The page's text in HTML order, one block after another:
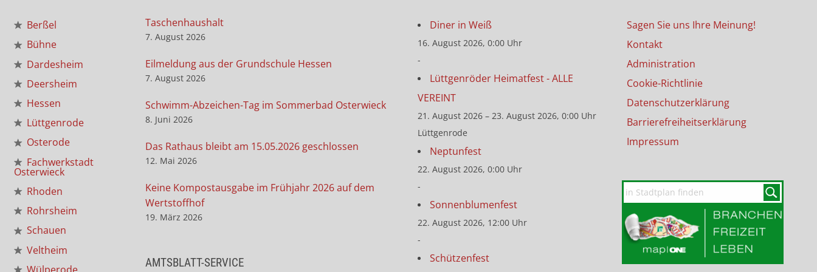
Berßel
Bühne
Dardesheim
Deersheim
Hessen
Lüttgenrode
Osterode
Fachwerkstadt
Osterwieck
Rhoden
Rohrsheim
Schauen
Veltheim
Taschenhaushalt
7. August 2026
Eilmeldung aus der Grundschule Hessen
7. August 2026
Schwimm-Abzeichen-Tag im Sommerbad Osterwieck
8. Juni 2026
Das Rathaus bleibt am 15.05.2026 geschlossen
12. Mai 2026
Keine Kompostausgabe im Frühjahr 2026 auf dem
Wertstoffhof
19. März 2026
AMTSBLATT-SERVICE
Diner in Weiß
16. August 2026, 0:00 Uhr
-
Lüttgenröder Heimatfest - ALLE
VEREINT
21. August 2026 – 23. August 2026, 0:00 Uhr
Lüttgenrode
Neptunfest
22. August 2026, 0:00 Uhr
-
Sonnenblumenfest
22. August 2026, 12:00 Uhr
-
Schützenfest
Sagen Sie uns Ihre Meinung!
Kontakt
Administration
Cookie-Richtlinie
Datenschutzerklärung
Barrierefreiheitserklärung
Impressum